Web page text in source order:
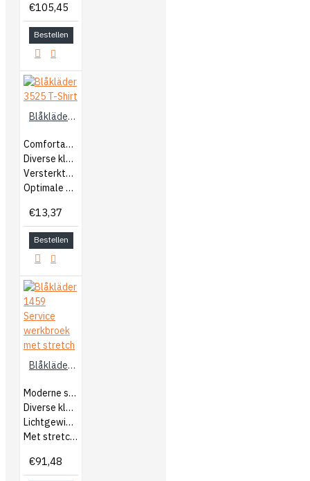
€105,45
Bestellen
Blåkläder 3525 T-Shirt
Comfortabel T-Shirt
Diverse kleuren
Versterkte nek- en schoudernaden
Optimale bewegingsvrijheid
€13,37
Bestellen
Blåkläder 1459 Service werkbroek met stretch
Moderne servicebroek
Diverse kleurcombinaties
Lichtgewicht en duurzaam
Met stretchmateriaal
€91,48